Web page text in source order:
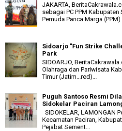
JAKARTA,
sebagai PC PPM Kabupaten
Pemuda Panca Marga (PPM)
Sidoarjo "Fun Strike
Park
SIDOARJO,
Olahraga dan Pariwisata
Timur (Jatim...red)...
Puguh Santoso Resmi
Sidokelar Paciran
SIDOKELAR, LAMONGAN
Kecamatan Paciran,
Pejabat Sement...